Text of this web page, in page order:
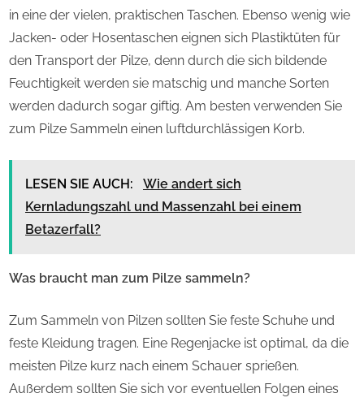
in eine der vielen, praktischen Taschen. Ebenso wenig wie
Jacken- oder Hosentaschen eignen sich Plastiktüten für
den Transport der Pilze, denn durch die sich bildende
Feuchtigkeit werden sie matschig und manche Sorten
werden dadurch sogar giftig. Am besten verwenden Sie
zum Pilze Sammeln einen luftdurchlässigen Korb.
LESEN SIE AUCH:
Wie andert sich
Kernladungszahl und Massenzahl bei einem
Betazerfall?
Was braucht man zum Pilze sammeln?
Zum Sammeln von Pilzen sollten Sie feste Schuhe und
feste Kleidung tragen. Eine Regenjacke ist optimal, da die
meisten Pilze kurz nach einem Schauer sprießen.
Außerdem sollten Sie sich vor eventuellen Folgen eines